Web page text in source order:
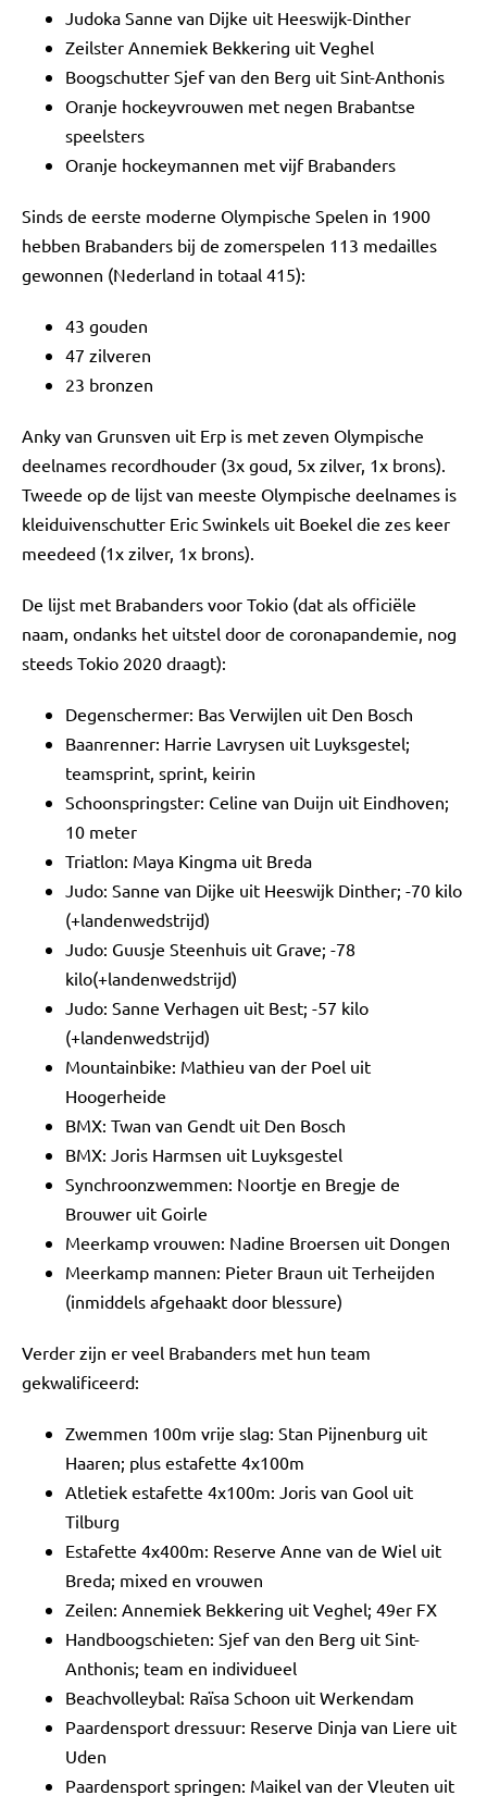
Judoka Sanne van Dijke uit Heeswijk-Dinther
Zeilster Annemiek Bekkering uit Veghel
Boogschutter Sjef van den Berg uit Sint-Anthonis
Oranje hockeyvrouwen met negen Brabantse
speelsters
Oranje hockeymannen met vijf Brabanders
Sinds de eerste moderne Olympische Spelen in 1900
hebben Brabanders bij de zomerspelen 113 medailles
gewonnen (Nederland in totaal 415):
43 gouden
47 zilveren
23 bronzen
Anky van Grunsven uit Erp is met zeven Olympische
deelnames recordhouder (3x goud, 5x zilver, 1x brons).
Tweede op de lijst van meeste Olympische deelnames is
kleiduivenschutter Eric Swinkels uit Boekel die zes keer
meedeed (1x zilver, 1x brons).
De lijst met Brabanders voor Tokio (dat als officiële
naam, ondanks het uitstel door de coronapandemie, nog
steeds Tokio 2020 draagt):
Degenschermer: Bas Verwijlen uit Den Bosch
Baanrenner: Harrie Lavrysen uit Luyksgestel;
teamsprint, sprint, keirin
Schoonspringster: Celine van Duijn uit Eindhoven;
10 meter
Triatlon: Maya Kingma uit Breda
Judo: Sanne van Dijke uit Heeswijk Dinther; -70 kilo
(+landenwedstrijd)
Judo: Guusje Steenhuis uit Grave; -78
kilo(+landenwedstrijd)
Judo: Sanne Verhagen uit Best; -57 kilo
(+landenwedstrijd)
Mountainbike: Mathieu van der Poel uit
Hoogerheide
BMX: Twan van Gendt uit Den Bosch
BMX: Joris Harmsen uit Luyksgestel
Synchroonzwemmen: Noortje en Bregje de
Brouwer uit Goirle
Meerkamp vrouwen: Nadine Broersen uit Dongen
Meerkamp mannen: Pieter Braun uit Terheijden
(inmiddels afgehaakt door blessure)
Verder zijn er veel Brabanders met hun team
gekwalificeerd:
Zwemmen 100m vrije slag: Stan Pijnenburg uit
Haaren; plus estafette 4x100m
Atletiek estafette 4x100m: Joris van Gool uit
Tilburg
Estafette 4x400m: Reserve Anne van de Wiel uit
Breda; mixed en vrouwen
Zeilen: Annemiek Bekkering uit Veghel; 49er FX
Handboogschieten: Sjef van den Berg uit Sint-
Anthonis; team en individueel
Beachvolleybal: Raïsa Schoon uit Werkendam
Paardensport dressuur: Reserve Dinja van Liere uit
Uden
Paardensport springen: Maikel van der Vleuten uit